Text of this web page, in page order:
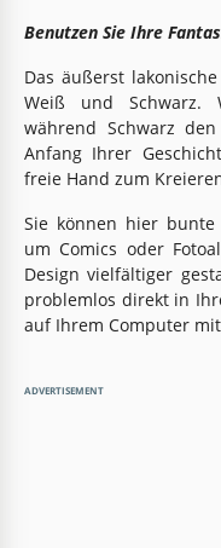
Benutzen Sie Ihre
Das äußerst
Weiß und Schwarz.
während Schwarz
Anfang Ihrer
freie Hand zum
Sie können hier
um Comics oder
Design vielfältiger
problemlos direkt in
auf Ihrem Computer
ADVERTISEMENT